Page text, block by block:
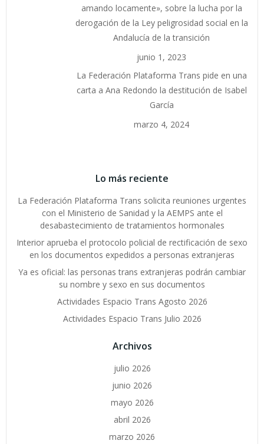
amando locamente», sobre la lucha por la
derogación de la Ley peligrosidad social en la
Andalucía de la transición
junio 1, 2023
La Federación Plataforma Trans pide en una
carta a Ana Redondo la destitución de Isabel
García
marzo 4, 2024
Lo más reciente
La Federación Plataforma Trans solicita reuniones urgentes
con el Ministerio de Sanidad y la AEMPS ante el
desabastecimiento de tratamientos hormonales
Interior aprueba el protocolo policial de rectificación de sexo
en los documentos expedidos a personas extranjeras
Ya es oficial: las personas trans extranjeras podrán cambiar
su nombre y sexo en sus documentos
Actividades Espacio Trans Agosto 2026
Actividades Espacio Trans Julio 2026
Archivos
julio 2026
junio 2026
mayo 2026
abril 2026
marzo 2026